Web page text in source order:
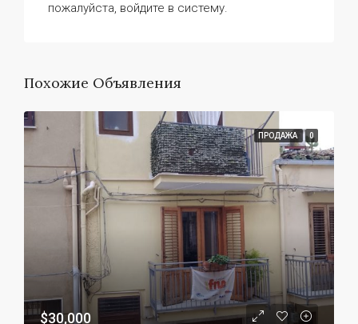
пожалуйста, войдите в систему.
Похожие Объявления
ПРОДАЖА 0
$30,000